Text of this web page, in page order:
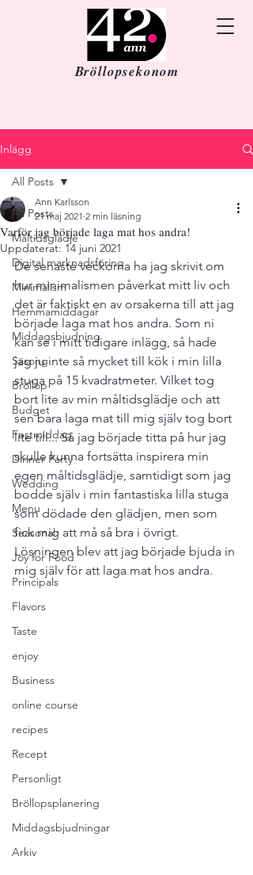
Bröllopsekonom
Inlägg
All Posts
Måltidsglädje
Digital marknadsföring
Minimalism
Hemmamiddagar
Middagsbjudning
Säsong
Bröllop
Budget
Festmiddag
Dinner Party
Wedding
Menu
Seasonal
Joy for Food
Principals
Flavors
Taste
enjoy
Business
online course
recipes
Recept
Personligt
Bröllopsplanering
Middagsbjudningar
Arkiv
All Posts
Varför jag började laga mat hos andra!
Ann Karlsson
21 maj 2021 2 min läsning
Uppdaterat: 14 juni 2021
De senaste veckorna ha jag skrivit om
hur minimalismen påverkat mitt liv och
det är faktiskt en av orsakerna till att jag
började laga mat hos andra. Som ni
kan se i mitt tidigare inlägg, så hade
jag ju inte så mycket till kök i min lilla
stuga på 15 kvadratmeter. Vilket tog
bort lite av min måltidsglädje och att
sen bara laga mat till mig själv tog bort
lite till... Så jag började titta på hur jag
skulle kunna fortsätta inspirera min
egen måltidsglädje, samtidigt som jag
bodde själv i min fantastiska lilla stuga
som dödade den glädjen, men som
fick mig att må så bra i övrigt.
Lösningen blev att jag började bjuda in
mig själv för att laga mat hos andra.